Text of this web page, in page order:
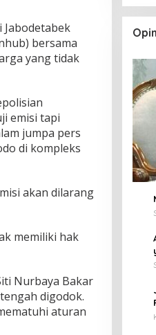
bersama
yang tidak
emisi tapi
jumpa pers
di kompleks
akan dilarang
memiliki hak
Nurbaya Bakar
digodok.
aturan